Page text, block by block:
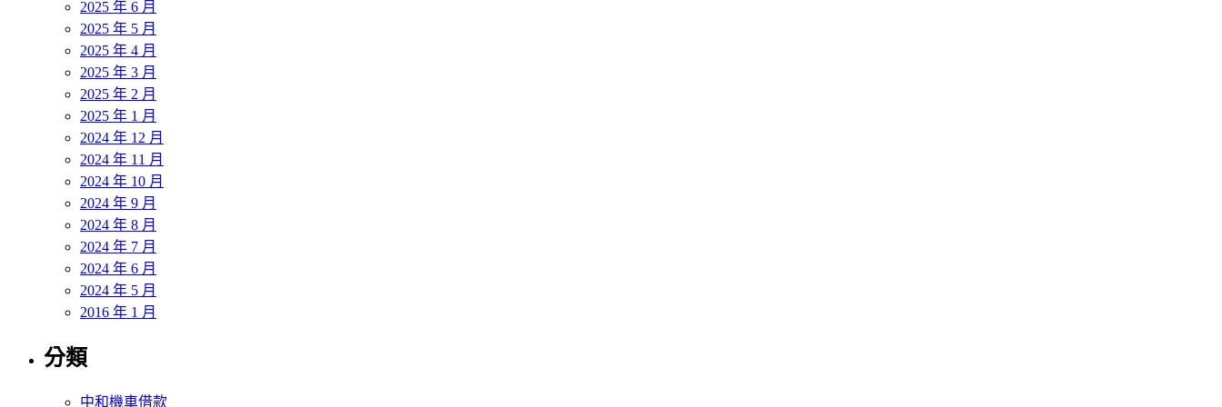
2025 年 6 月
2025 年 5 月
2025 年 4 月
2025 年 3 月
2025 年 2 月
2025 年 1 月
2024 年 12 月
2024 年 11 月
2024 年 10 月
2024 年 9 月
2024 年 8 月
2024 年 7 月
2024 年 6 月
2024 年 5 月
2016 年 1 月
分類
中和機車借款